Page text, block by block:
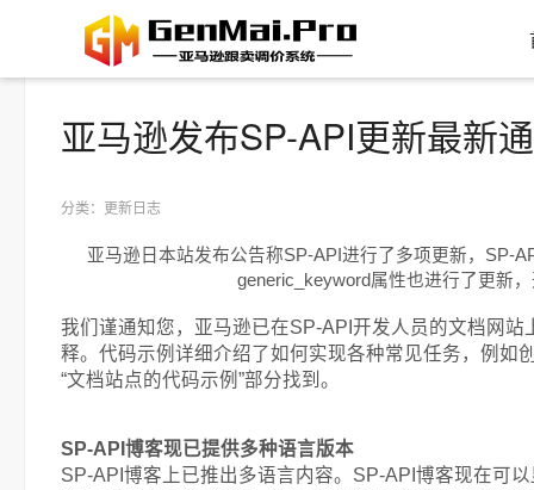
亚马逊发布SP-API更新最新
分类：更新日志
亚马逊日本站发布公告称SP-API进行了多项更新，SP-
generic_keyword属性也进行了更新
我们谨通知您，亚马逊已在SP-API开发人员的文档网
释。代码示例详细介绍了如何实现各种常见任务，例如
“文档站点的代码示例”部分找到。
SP-API博客现已提供多种语言版本
SP-API博客上已推出多语言内容。SP-API博客现在可